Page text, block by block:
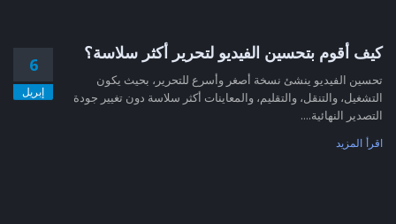
6
إبريل
كيف أقوم بتحسين الفيديو لتحرير أكثر سلاسة؟
تحسين الفيديو ينشئ نسخة أصغر وأسرع للتحرير، بحيث يكون
التشغيل، والتنقل، والتقليم، والمعاينات أكثر سلاسة دون تغيير جودة
التصدير النهائية....
اقرأ المزيد